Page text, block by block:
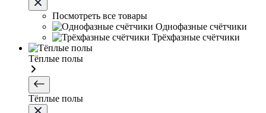
Посмотреть все товары
Однофазные счётчики
Трёхфазные счётчики
Тёплые полы
Тёплые полы